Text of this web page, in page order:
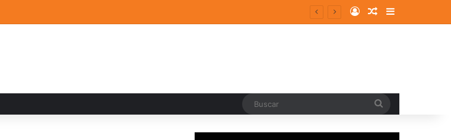
su acervo con nuevas obras de artistas emergentes y consolidados Log InRandom Article
Sidebar